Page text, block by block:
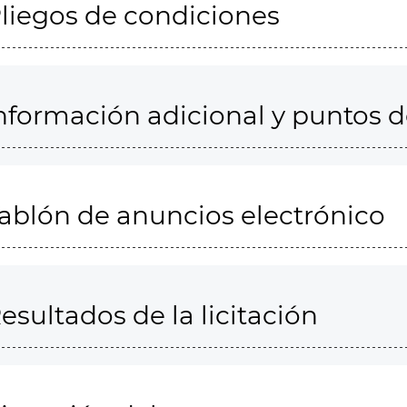
de condiciones
adicional y puntos
de anuncios electrónico
de la licitación